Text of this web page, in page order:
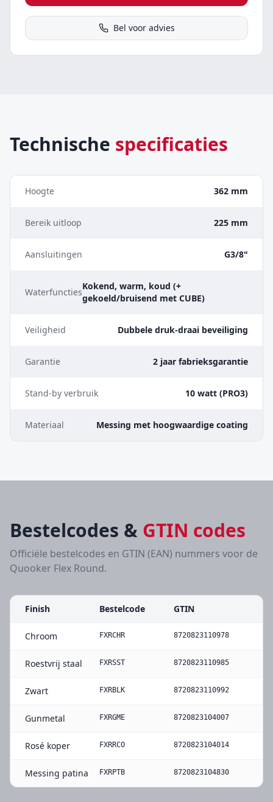
Bel voor advies
Technische specificaties
Hoogte 362 mm
Bereik uitloop 225 mm
Aansluitingen G3/8"
Waterfuncties
Kokend, warm, koud (+
gekoeld/bruisend met CUBE)
Veiligheid Dubbele druk-draai beveiliging
Garantie 2 jaar fabrieksgarantie
Stand-by verbruik 10 watt (PRO3)
Materiaal Messing met hoogwaardige coating
Bestelcodes & GTIN codes
Officiële bestelcodes en GTIN (EAN) nummers voor de
Quooker Flex Round.
Finish Bestelcode GTIN
Chroom FXRCHR 8720823110978
Roestvrij staal FXRSST 8720823110985
Zwart FXRBLK 8720823110992
Gunmetal FXRGME 8720823104007
Rosé koper FXRRCO 8720823104014
Messing patina FXRPTB 8720823104830